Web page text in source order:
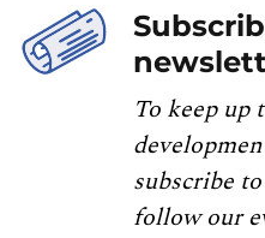
To keep up
subscribe
follow our